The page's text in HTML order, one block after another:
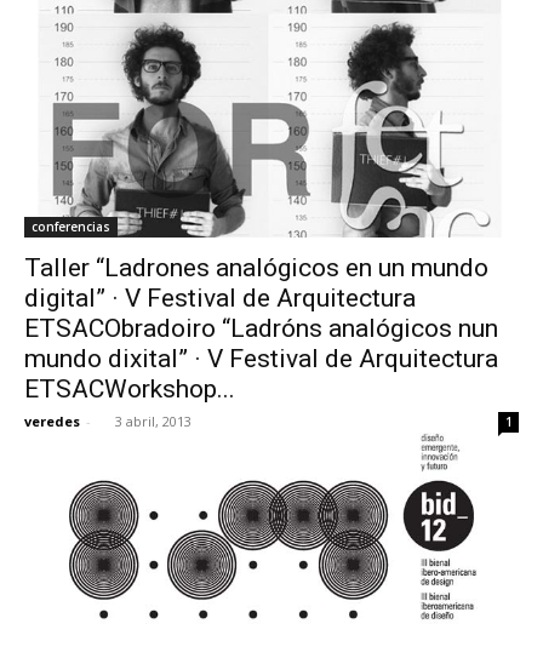
conferencias
Taller “Ladrones analógicos en un mundo
digital” · V Festival de Arquitectura
ETSACObradoiro “Ladróns analógicos nun
mundo dixital” · V Festival de Arquitectura
ETSACWorkshop...
veredes - 3 abril, 2013 1